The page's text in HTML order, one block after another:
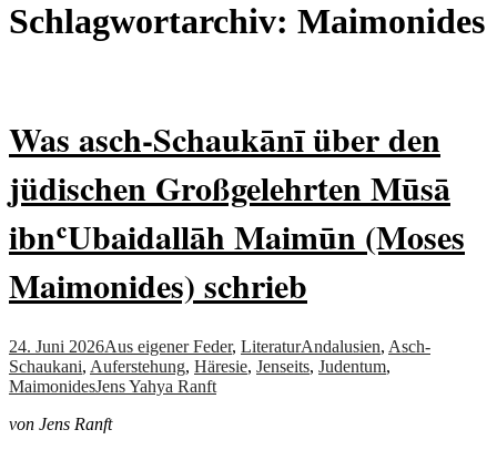
Schlagwortarchiv: Maimonides
Was asch-Schaukānī über den
jüdischen Großgelehrten Mūsā
ibnʿUbaidallāh Maimūn (Moses
Maimonides) schrieb
24. Juni 2026Aus eigener Feder, LiteraturAndalusien, Asch-
Schaukani, Auferstehung, Häresie, Jenseits, Judentum,
MaimonidesJens Yahya Ranft
von Jens Ranft